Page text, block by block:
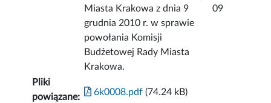
Miasta Krakowa z dnia 9
grudnia 2010 r. w sprawie
powołania Komisji
Budżetowej Rady Miasta
Krakowa.
09
Pliki
powiązane:
6k0008.pdf (74.24 kB)